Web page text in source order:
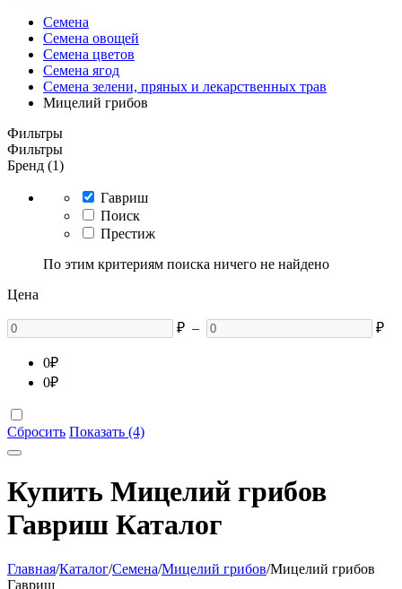
Семена
Семена овощей
Семена цветов
Семена ягод
Семена зелени, пряных и лекарственных трав
Мицелий грибов
Фильтры
Фильтры
Бренд (1)
Гавриш
Поиск
Престиж
По этим критериям поиска ничего не найдено
Цена
₽ – ₽
0₽
0₽
Сбросить Показать (4)
Купить Мицелий грибов
Гавриш Каталог
Главная/Каталог/Семена/Мицелий грибов/Мицелий грибов
Гавриш